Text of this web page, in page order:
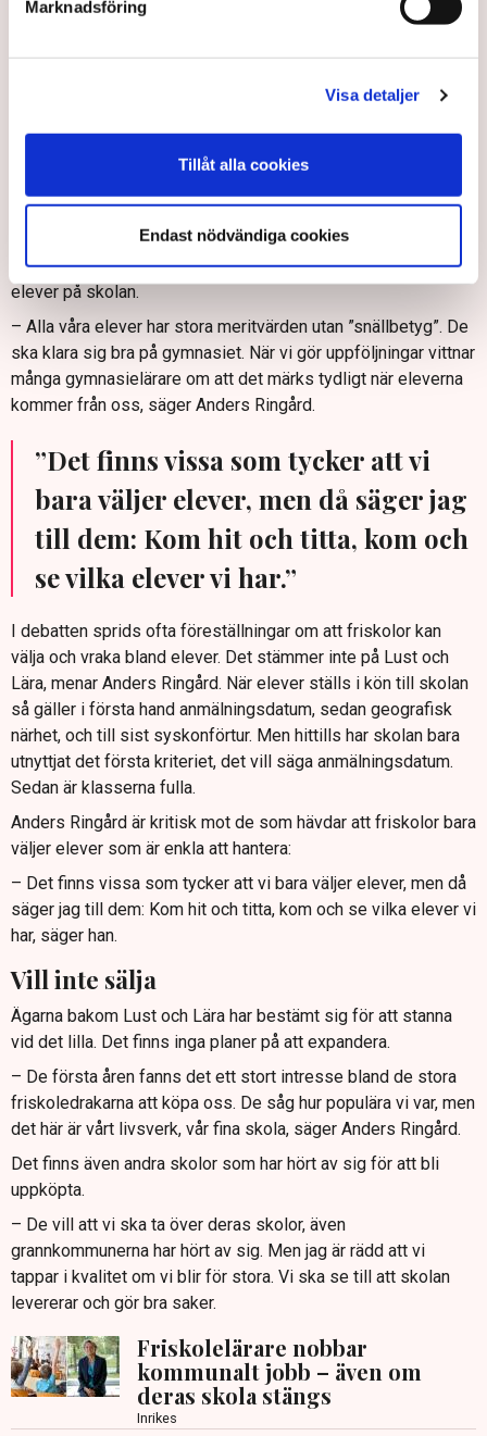
Marknadsföring
Visa detaljer
Tillåt alla cookies
Endast nödvändiga cookies
– Eleverna ska känna att här har vi en skola som jag kan gå
förbjudet för lärare att bara riva av en lektion, man måste bry
under alla tre åren, säger Anders Ringård.
Sammantaget har satsningarna fått gehör bland både
föräldrar och elever i Bollnäs med omnejd. Idag går cirka 400
elever på skolan.
– Alla våra elever har stora meritvärden utan ”snällbetyg”. De
ska klara sig bra på gymnasiet. När vi gör uppföljningar vittnar
många gymnasielärare om att det märks tydligt när eleverna
kommer från oss, säger Anders Ringård.
”Det finns vissa som tycker att vi
bara väljer elever, men då säger jag
till dem: Kom hit och titta, kom och
se vilka elever vi har.”
I debatten sprids ofta föreställningar om att friskolor kan
välja och vraka bland elever. Det stämmer inte på Lust och
Lära, menar Anders Ringård. När elever ställs i kön till skolan
så gäller i första hand anmälningsdatum, sedan geografisk
närhet, och till sist syskonförtur. Men hittills har skolan bara
utnyttjat det första kriteriet, det vill säga anmälningsdatum.
Sedan är klasserna fulla.
Anders Ringård är kritisk mot de som hävdar att friskolor bara
väljer elever som är enkla att hantera:
– Det finns vissa som tycker att vi bara väljer elever, men då
säger jag till dem: Kom hit och titta, kom och se vilka elever vi
har, säger han.
Vill inte sälja
Ägarna bakom Lust och Lära har bestämt sig för att stanna
vid det lilla. Det finns inga planer på att expandera.
– De första åren fanns det ett stort intresse bland de stora
friskoledrakarna att köpa oss. De såg hur populära vi var, men
det här är vårt livsverk, vår fina skola, säger Anders Ringård.
Det finns även andra skolor som har hört av sig för att bli
uppköpta.
– De vill att vi ska ta över deras skolor, även
grannkommunerna har hört av sig. Men jag är rädd att vi
tappar i kvalitet om vi blir för stora. Vi ska se till att skolan
levererar och gör bra saker.
Friskolelärare nobbar
kommunalt jobb – även om
deras skola stängs
Inrikes